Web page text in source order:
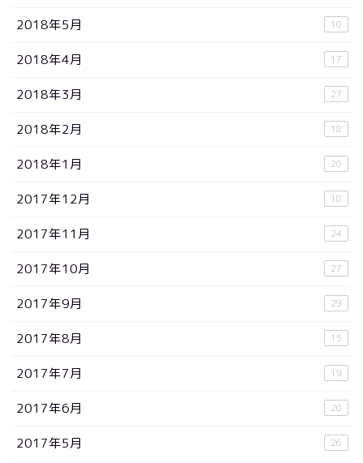
2018年5月 10
2018年4月 17
2018年3月 27
2018年2月 18
2018年1月 20
2017年12月 18
2017年11月 24
2017年10月 27
2017年9月 29
2017年8月 15
2017年7月 19
2017年6月 20
2017年5月 26